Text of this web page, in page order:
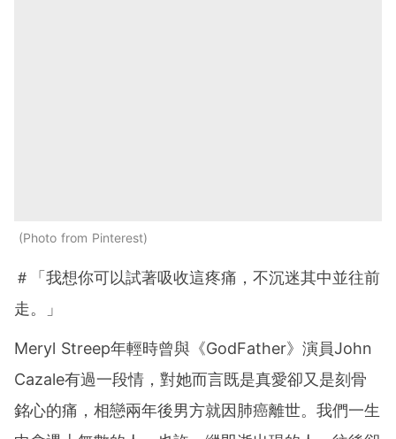
Photo from Pinterest
＃「我想你可以試著吸收這疼痛，不沉迷其中並往前
走。」
Meryl Streep年輕時曾與《GodFather》演員John
Cazale有過一段情，對她而言既是真愛卻又是刻骨
銘心的痛，相戀兩年後男方就因肺癌離世。我們一生